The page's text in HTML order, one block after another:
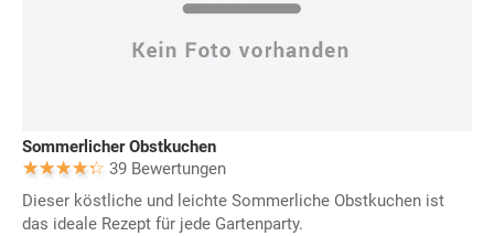
Sommerlicher Obstkuchen
39 Bewertungen
Dieser köstliche und leichte Sommerliche Obstkuchen ist
das ideale Rezept für jede Gartenparty.